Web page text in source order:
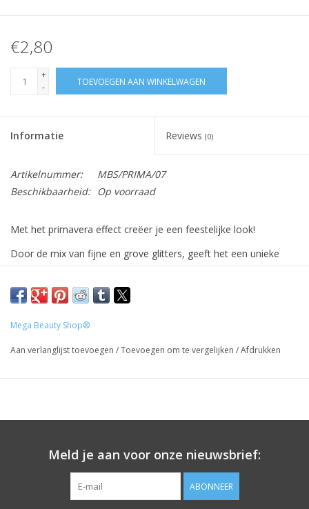
Nail Mist
€2,80
+
-
TOEVOEGEN AAN WINKELWAGEN
Informatie Reviews (0)
Artikelnummer:
MBS/PRIMA/07
Beschikbaarheid:
Op voorraad
Met het primavera effect creëer je een feestelijke look!
Door de mix van fijne en grove glitters, geeft het een unieke
Meng de glitters door je clear acryl poeder, gel, of gebruik hem
Mega Beauty Shop®
Aan verlanglijst toevoegen /Toevoegen om te vergelijken /Afdrukken
Meld je aan voor onze nieuwsbrief:
ABONNEER